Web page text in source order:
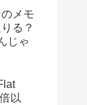
メモ
る？
じゃ
以